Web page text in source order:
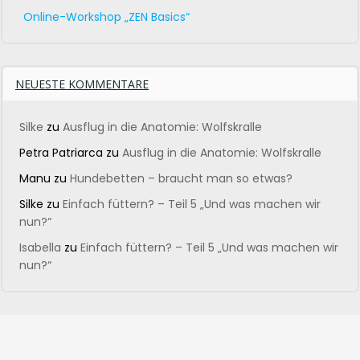
Online-Workshop „ZEN Basics“
NEUESTE KOMMENTARE
Silke zu Ausflug in die Anatomie: Wolfskralle
Petra Patriarca zu Ausflug in die Anatomie: Wolfskralle
Manu zu Hundebetten – braucht man so etwas?
Silke zu Einfach füttern? – Teil 5 „Und was machen wir
nun?“
Isabella zu Einfach füttern? – Teil 5 „Und was machen wir
nun?“